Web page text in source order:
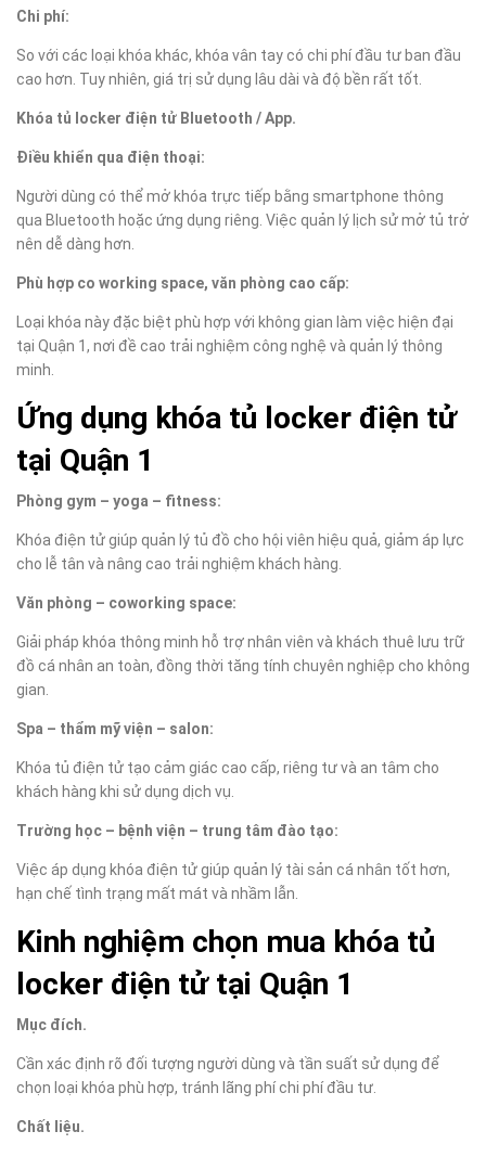
Chi phí:
So với các loại khóa khác, khóa vân tay có chi phí đầu tư ban đầu
cao hơn. Tuy nhiên, giá trị sử dụng lâu dài và độ bền rất tốt.
Khóa tủ locker điện tử Bluetooth / App.
Điều khiển qua điện thoại:
Người dùng có thể mở khóa trực tiếp bằng smartphone thông
qua Bluetooth hoặc ứng dụng riêng. Việc quản lý lịch sử mở tủ trở
nên dễ dàng hơn.
Phù hợp co working space, văn phòng cao cấp:
Loại khóa này đặc biệt phù hợp với không gian làm việc hiện đại
tại Quận 1, nơi đề cao trải nghiệm công nghệ và quản lý thông
minh.
Ứng dụng khóa tủ locker điện tử
tại Quận 1
Phòng gym – yoga – fitness:
Khóa điện tử giúp quản lý tủ đồ cho hội viên hiệu quả, giảm áp lực
cho lễ tân và nâng cao trải nghiệm khách hàng.
Văn phòng – coworking space:
Giải pháp khóa thông minh hỗ trợ nhân viên và khách thuê lưu trữ
đồ cá nhân an toàn, đồng thời tăng tính chuyên nghiệp cho không
gian.
Spa – thẩm mỹ viện – salon:
Khóa tủ điện tử tạo cảm giác cao cấp, riêng tư và an tâm cho
khách hàng khi sử dụng dịch vụ.
Trường học – bệnh viện – trung tâm đào tạo:
Việc áp dụng khóa điện tử giúp quản lý tài sản cá nhân tốt hơn,
hạn chế tình trạng mất mát và nhầm lẫn.
Kinh nghiệm chọn mua khóa tủ
locker điện tử tại Quận 1
Mục đích.
Cần xác định rõ đối tượng người dùng và tần suất sử dụng để
chọn loại khóa phù hợp, tránh lãng phí chi phí đầu tư.
Chất liệu.